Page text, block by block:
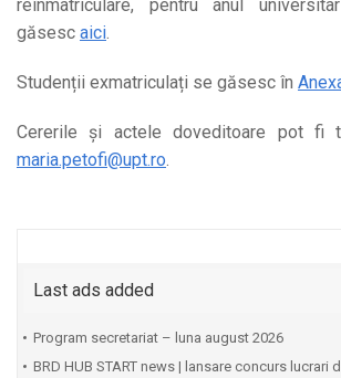
reînmatriculare, pentru anul
găsesc aici.
Studenții exmatriculați se găsesc în
Cererile și actele doveditoare pot fi
maria.petofi@upt.ro.
Last ads added
Program secretariat – luna august 2026
BRD HUB START news | lansare concurs lucrari